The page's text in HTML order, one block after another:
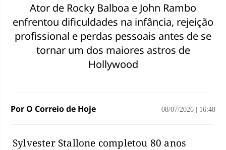
Ator de Rocky Balboa e John Rambo
enfrentou dificuldades na infância, rejeição
profissional e perdas pessoais antes de se
tornar um dos maiores astros de
Hollywood
Por O Correio de Hoje 08/07/2026 16:48
Sylvester Stallone completou 80 anos